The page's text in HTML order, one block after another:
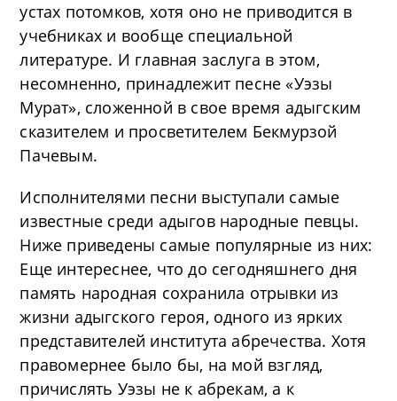
устах потомков, хотя оно не приводится в
учебниках и вообще специальной
литературе. И главная заслуга в этом,
несомненно, принадлежит песне «Уэзы
Мурат», сложенной в свое время адыгским
сказителем и просветителем Бекмурзой
Пачевым.
Исполнителями песни выступали самые
известные среди адыгов народные певцы.
Ниже приведены самые популярные из них:
Еще интереснее, что до сегодняшнего дня
память народная сохранила отрывки из
жизни адыгского героя, одного из ярких
представителей института абречества. Хотя
правомернее было бы, на мой взгляд,
причислять Уэзы не к абрекам, а к